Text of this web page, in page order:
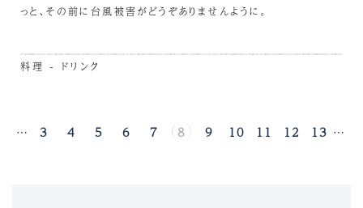
っと、その前に台風被害がどうぞありませんように。
料理 - ドリンク
… 3 4 5 6 7 8 9 10 11 12 13 …